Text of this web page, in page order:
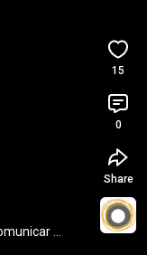
15
0
Share